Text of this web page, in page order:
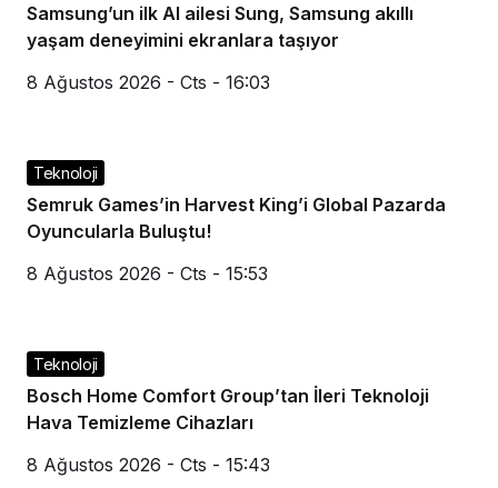
Samsung’un ilk AI ailesi Sung, Samsung akıllı
yaşam deneyimini ekranlara taşıyor
8 Ağustos 2026 - Cts - 16:03
Teknoloji
Semruk Games’in Harvest King’i Global Pazarda
Oyuncularla Buluştu!
8 Ağustos 2026 - Cts - 15:53
Teknoloji
Bosch Home Comfort Group’tan İleri Teknoloji
Hava Temizleme Cihazları
8 Ağustos 2026 - Cts - 15:43